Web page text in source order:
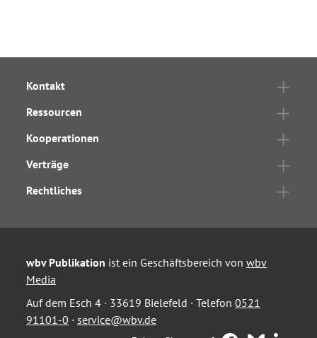
Kontakt
Ressourcen
Kooperationen
Verträge
Rechtliches
wbv Publikation ist ein Geschäftsbereich von wbv
Media
Auf dem Esch 4 · 33619 Bielefeld · Telefon 0521
91101-0 · service@wbv.de